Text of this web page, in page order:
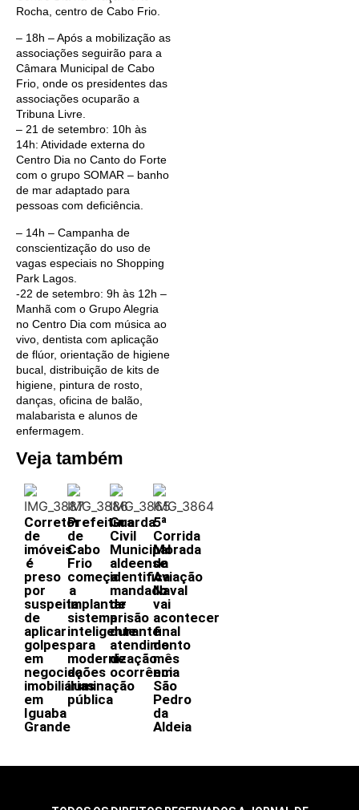
Rocha, centro de Cabo Frio.
– 18h – Após a mobilização as
associações seguirão para a
Câmara Municipal de Cabo
Frio, onde os presidentes das
associações ocuparão a
Tribuna Livre.
– 21 de setembro: 10h às
14h: Atividade externa do
Centro Dia no Canto do Forte
com o grupo SOMAR – banho
de mar adaptado para
pessoas com deficiência.
– 14h – Campanha de
conscientização do uso de
vagas especiais no Shopping
Park Lagos.
-22 de setembro: 9h às 12h –
Manhã com o Grupo Alegria
no Centro Dia com música ao
vivo, dentista com aplicação
de flúor, orientação de higiene
bucal, distribuição de kits de
higiene, pintura de rosto,
danças, oficina de balão,
malabarista e alunos de
enfermagem.
Veja também
Corretor
de
imóveis
é
preso
por
suspeita
de
aplicar
golpes
em
negociações
imobiliárias
em
Iguaba
Grande
Prefeitura
de
Cabo
Frio
começa
a
implantar
sistema
inteligente
para
modernização
da
iluminação
pública
Guarda
Civil
Municipal
aldeense
identifica
mandado
de
prisão
durante
atendimento
de
ocorrência
5ª
Corrida
Morada
da
Aviação
Naval
vai
acontecer
final
do
mês
em
São
Pedro
da
Aldeia